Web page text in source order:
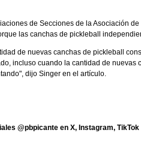
de Secciones de la Asociación
las canchas de pickleball
de nuevas canchas de pickleball
incluso cuando la cantidad de nuevas
dijo Singer en el artículo.
@pbpicante en X, Instagram,